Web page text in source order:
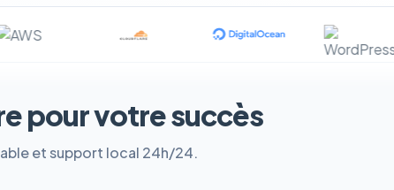
pour votre succès
et support local 24h/24.